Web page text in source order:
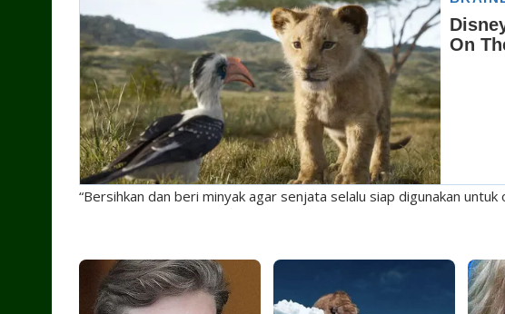
“Bersihkan dan beri minyak agar senjata selalu siap digunakan